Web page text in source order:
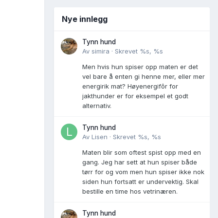
Nye innlegg
Tynn hund
Av simira · Skrevet %s, %s
Men hvis hun spiser opp maten er det
vel bare å enten gi henne mer, eller mer
energirik mat? Høyenergifôr for
jakthunder er for eksempel et godt
alternativ.
Tynn hund
Av Lisen · Skrevet %s, %s
Maten blir som oftest spist opp med en
gang. Jeg har sett at hun spiser både
tørr for og vom men hun spiser ikke nok
siden hun fortsatt er undervektig. Skal
bestille en time hos vetrinæren.
Tynn hund